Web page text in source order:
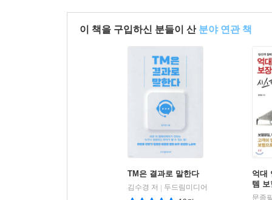
이 책을 구입하신 분들이 산 분야 연관 책
TM은 결과로 말한다
김수경 저
두드림미디어
억대
템
문종